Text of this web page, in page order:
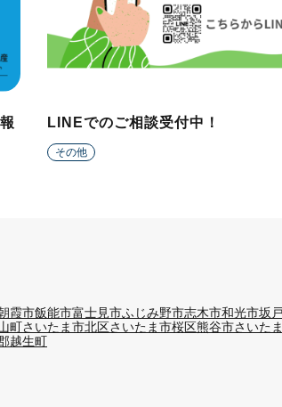
LINEでのご相談受付中！
その他
霞市飯能市富士見市ふじみ野市志木市和光市坂
町さいたま市北区さいたま市桜区熊谷市さいた
越生町